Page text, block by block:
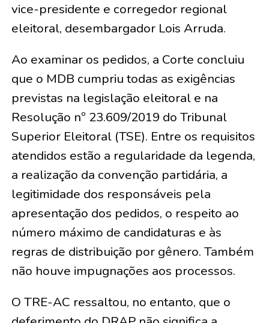
vice-presidente e corregedor regional
eleitoral, desembargador Lois Arruda.
Ao examinar os pedidos, a Corte concluiu
que o MDB cumpriu todas as exigências
previstas na legislação eleitoral e na
Resolução nº 23.609/2019 do Tribunal
Superior Eleitoral (TSE). Entre os requisitos
atendidos estão a regularidade da legenda,
a realização da convenção partidária, a
legitimidade dos responsáveis pela
apresentação dos pedidos, o respeito ao
número máximo de candidaturas e às
regras de distribuição por gênero. Também
não houve impugnações aos processos.
O TRE-AC ressaltou, no entanto, que o